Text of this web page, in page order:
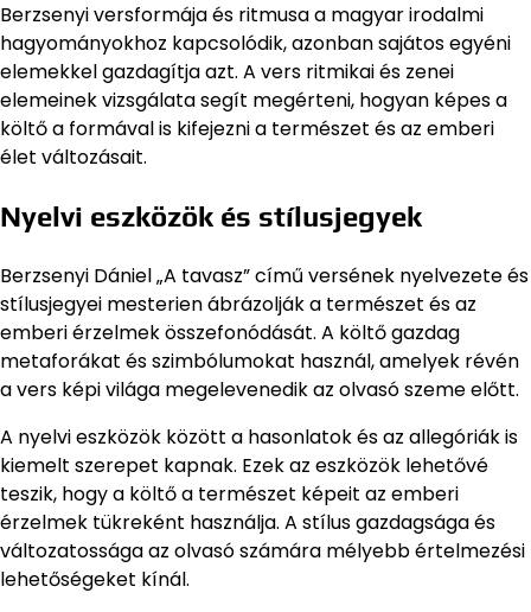
Berzsenyi versformája és ritmusa a magyar irodalmi
hagyományokhoz kapcsolódik, azonban sajátos egyéni
elemekkel gazdagítja azt. A vers ritmikai és zenei
elemeinek vizsgálata segít megérteni, hogyan képes a
költő a formával is kifejezni a természet és az emberi
élet változásait.
Nyelvi eszközök és stílusjegyek
Berzsenyi Dániel „A tavasz” című versének nyelvezete és
stílusjegyei mesterien ábrázolják a természet és az
emberi érzelmek összefonódását. A költő gazdag
metaforákat és szimbólumokat használ, amelyek révén
a vers képi világa megelevenedik az olvasó szeme előtt.
A nyelvi eszközök között a hasonlatok és az allegóriák is
kiemelt szerepet kapnak. Ezek az eszközök lehetővé
teszik, hogy a költő a természet képeit az emberi
érzelmek tükreként használja. A stílus gazdagsága és
változatossága az olvasó számára mélyebb értelmezési
lehetőségeket kínál.